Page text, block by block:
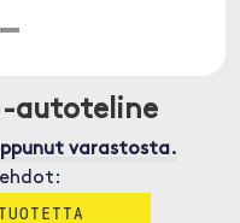
-autoteline
varastosta.